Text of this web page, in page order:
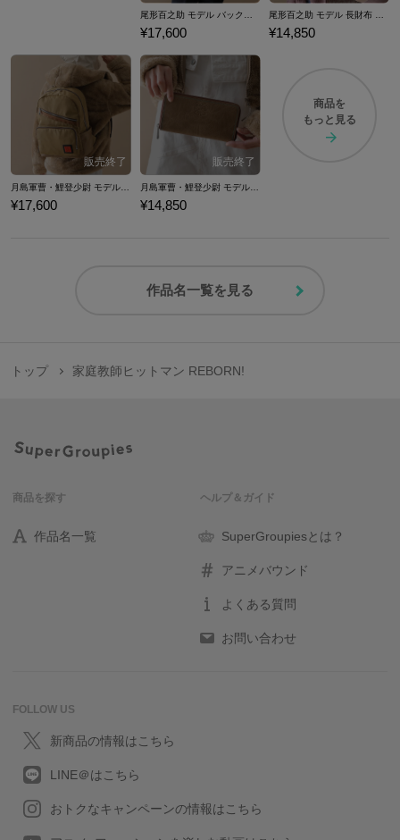
尾形百之助 モデル バックパック ゴールデンカムイ
¥17,600
尾形百之助 モデル 長財布 ゴールデンカムイ
¥14,850
¥17,600
月島軍曹・鯉登少尉 モデル 長財布 ゴールデンカムイ
¥14,850
商品を
もっと見る
作品名一覧を見る
トップ 家庭教師ヒットマン REBORN!
商品を探す
作品名一覧
ヘルプ＆ガイド
SuperGroupiesとは？
アニメバウンド
よくある質問
お問い合わせ
FOLLOW US
新商品の情報はこちら
LINE＠はこちら
おトクなキャンペーンの情報はこちら